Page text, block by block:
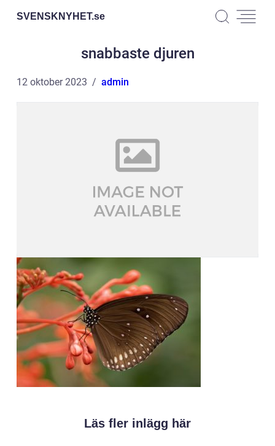
SVENSKNYHET.se
snabbaste djuren
12 oktober 2023 admin
Läs fler inlägg här